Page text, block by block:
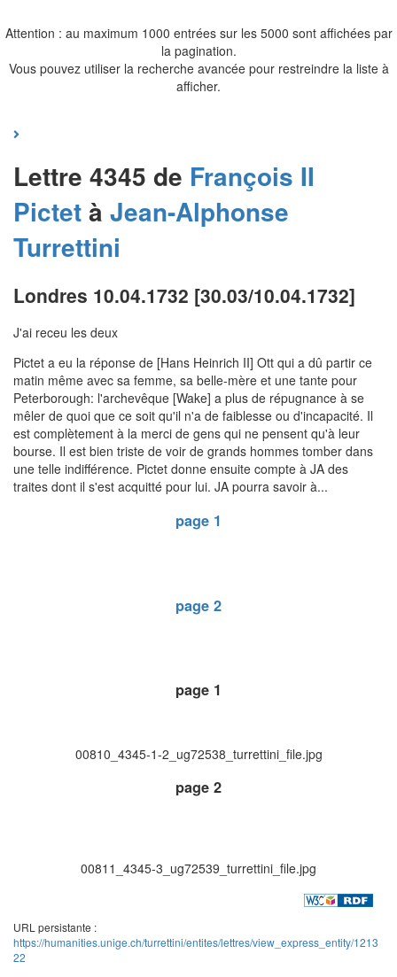
Attention : au maximum 1000 entrées sur les 5000 sont affichées par
la pagination.
Vous pouvez utiliser la recherche avancée pour restreindre la liste à
afficher.
Lettre 4345 de François II
Pictetà Jean-Alphonse
Turrettini
Londres 10.04.1732 [30.03/10.04.1732]
J'ai receu les deux
Pictet a eu la réponse de [Hans Heinrich II] Ott qui a dû partir ce
matin même avec sa femme, sa belle-mère et une tante pour
Peterborough: l'archevêque [Wake] a plus de répugnance à se
mêler de quoi que ce soit qu'il n'a de faiblesse ou d'incapacité. Il
est complètement à la merci de gens qui ne pensent qu'à leur
bourse. Il est bien triste de voir de grands hommes tomber dans
une telle indifférence. Pictet donne ensuite compte à JA des
traites dont il s'est acquitté pour lui. JA pourra savoir à...
page 1
page 2
page 1
00810_4345-1-2_ug72538_turrettini_file.jpg
page 2
00811_4345-3_ug72539_turrettini_file.jpg
URL persistante :
https://humanities.unige.ch/turrettini/entites/lettres/view_express_entity/1213
22